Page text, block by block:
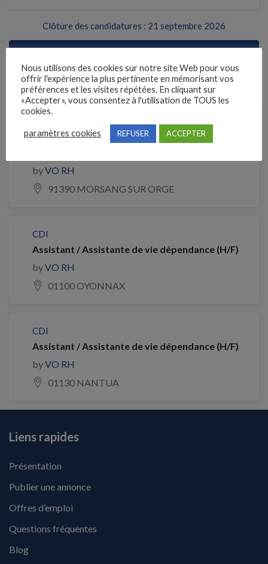
Clôture des candidatures : 21 septembre 2026
Emplois similaires
Assistant / Assistante de vie auprès de
byVO RH
91390 MORSANG SUR ORGE
CDI
Assistant / Assistante de vie dépendance (H/F)
byVO RH
01100 OYONNAX
CDI
Assistant / Assistante de vie dépendance (H/F)
byVO RH
01130 NANTUA
Liens rapides
Présentation
Publier une annonce
Offres d’emploi
Questions fréquentes
Blog
Nous utilisons des cookies sur notre site Web pour vous
offrir l'expérience la plus pertinente en mémorisant vos
préférences et les visites répétées. En cliquant sur
«Accepter», vous consentez à l'utilisation de TOUS les
cookies.
paramètres cookies REFUSER ACCEPTER